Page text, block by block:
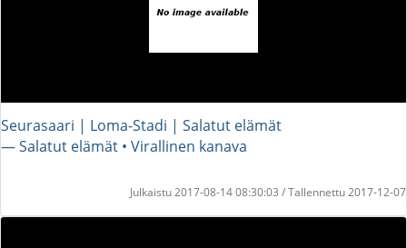
Seurasaari | Loma-Stadi | Salatut elämät
― Salatut elämät • Virallinen kanava
Julkaistu 2017-08-14 08:30:03 / Tallennettu 2017-12-07